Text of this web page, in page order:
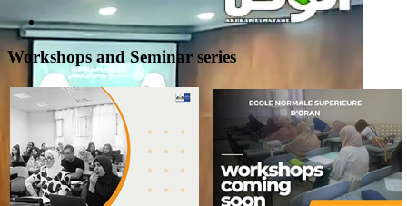
Workshops and Seminar series